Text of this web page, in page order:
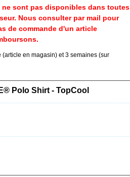
sont pas disponibles dans toutes
Nous consulter par mail pour
de commande d'un article
en magasin) et 3 semaines (sur
Polo Shirt - TopCool